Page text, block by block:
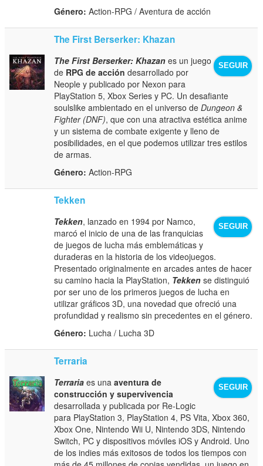
Género: Action-RPG / Aventura de acción
The First Berserker: Khazan
SEGUIR
The First Berserker: Khazan es un juego
de RPG de acción desarrollado por
Neople y publicado por Nexon para
PlayStation 5, Xbox Series y PC. Un desafiante
soulslike ambientado en el universo deDungeon &
Fighter (DNF), que con una atractiva estética anime
y un sistema de combate exigente y lleno de
posibilidades, en el que podemos utilizar tres estilos
de armas.
Género: Action-RPG
Tekken
SEGUIR
Tekken, lanzado en 1994 por Namco,
marcó el inicio de una de las franquicias
de juegos de lucha más emblemáticas y
duraderas en la historia de los videojuegos.
Presentado originalmente en arcades antes de hacer
su camino hacia la PlayStation, Tekken se distinguió
por ser uno de los primeros juegos de lucha en
utilizar gráficos 3D, una novedad que ofreció una
profundidad y realismo sin precedentes en el género.
Género: Lucha / Lucha 3D
Terraria
SEGUIR
Terraria es unaaventura de
construcción y supervivencia
desarrollada y publicada por Re-Logic
para PlayStation 3, PlayStation 4, PS Vita, Xbox 360,
Xbox One, Nintendo Wii U, Nintendo 3DS, Nintendo
Switch, PC y dispositivos móviles iOS y Android. Uno
de los indies más exitosos de todos los tiempos con